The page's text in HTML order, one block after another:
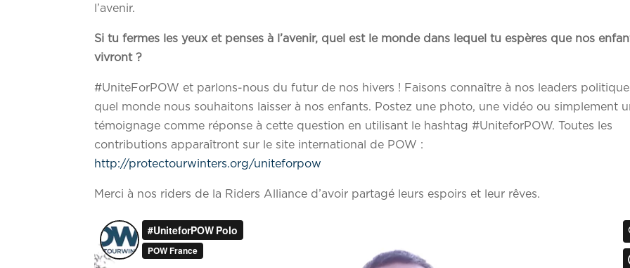
l’avenir.
Si tu fermes les yeux et penses à l’avenir, quel est le monde dans lequel tu espères que nos
vivront ?
#UniteForPOW et parlons-nous du futur de nos hivers ! Faisons connaître à nos leaders
quel monde nous souhaitons laisser à nos enfants. Postez une photo, une vidéo ou simplement
témoignage comme réponse à cette question en utilisant le hashtag #UniteforPOW. Toutes les
contributions apparaîtront sur le site international de POW :
http://protectourwinters.org/uniteforpow
Merci à nos riders de la Riders Alliance d’avoir partagé leurs espoirs et leur rêves.